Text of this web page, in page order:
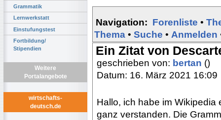
Grammatik
Lernwerkstatt
Einstufungstest
Fortbildung/
Stipendien
Weitere
Portalangebote
wirtschafts-
deutsch.de
Navigation: Forenliste •
Thema • Suche • Anmelden
Ein Zitat von
geschrieben von: bertan ()
Datum: 16. März 2021 16:09
Hallo, ich habe im
ganz verstanden. Die